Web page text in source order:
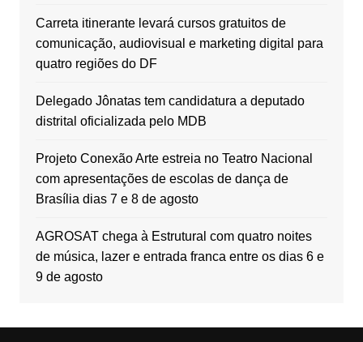
Carreta itinerante levará cursos gratuitos de
comunicação, audiovisual e marketing digital para
quatro regiões do DF
Delegado Jônatas tem candidatura a deputado
distrital oficializada pelo MDB
Projeto Conexão Arte estreia no Teatro Nacional
com apresentações de escolas de dança de
Brasília dias 7 e 8 de agosto
AGROSAT chega à Estrutural com quatro noites
de música, lazer e entrada franca entre os dias 6 e
9 de agosto